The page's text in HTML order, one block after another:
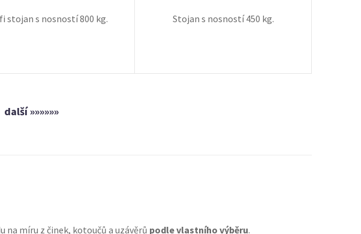
stojan s nosností 800 kg. Stojan s nosností 450 kg.
další »»»»»»
na míru z činek, kotoučů a uzávěrů podle vlastního výběru.